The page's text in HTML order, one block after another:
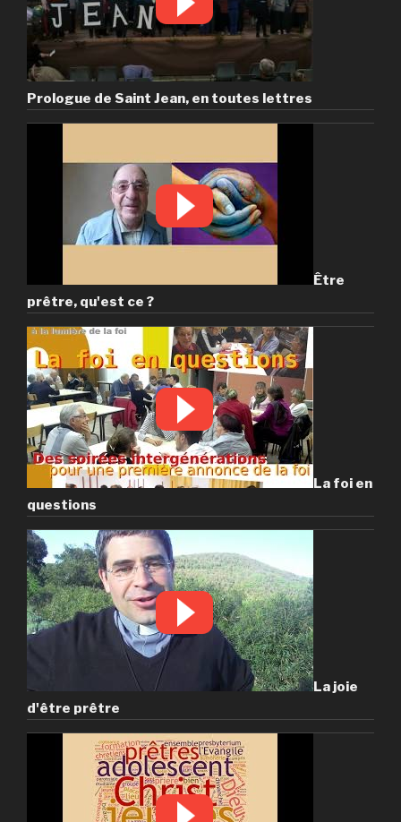
Prologue de Saint Jean, en toutes lettres
Être
prêtre, qu'est ce ?
La foi en
questions
La joie
d'être prêtre